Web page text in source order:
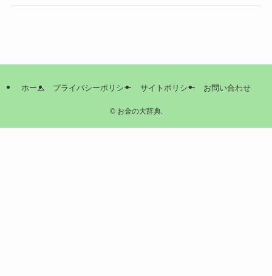
ホーム プライバシーポリシー サイトポリシー お問い合わせ
©お金の大辞典.